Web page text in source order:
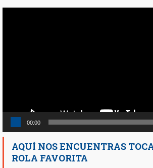
00:00
AQUÍ NOS ENCUENTRAS
ROLA FAVORITA